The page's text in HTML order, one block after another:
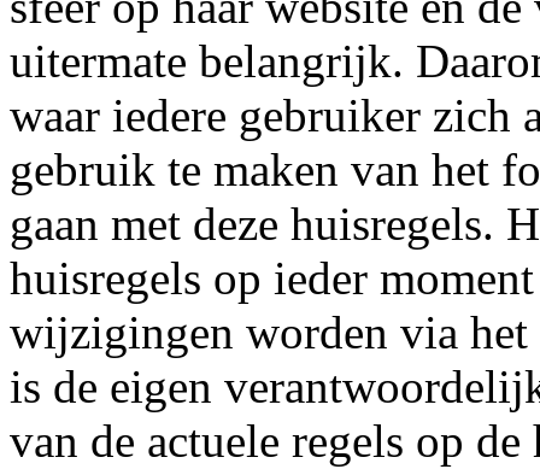
uitermate belangrijk.
waar iedere gebruiker zich
gebruik te maken van het
gaan met deze huisregels.
huisregels op ieder
wijzigingen worden via het
is de eigen
van de actuele regels op